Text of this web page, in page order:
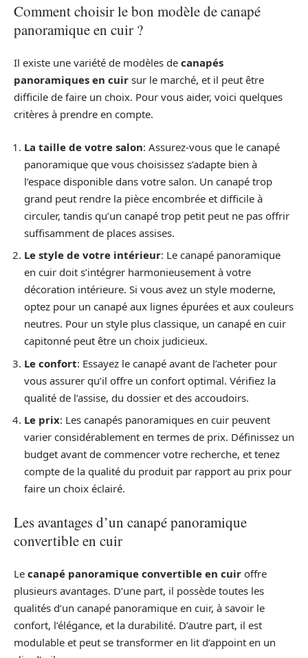
Comment choisir le bon modèle de canapé
panoramique en cuir ?
Il existe une variété de modèles de canapés
panoramiques en cuir sur le marché, et il peut être
difficile de faire un choix. Pour vous aider, voici quelques
critères à prendre en compte.
La taille de votre salon: Assurez-vous que le canapé
panoramique que vous choisissez s’adapte bien à
l’espace disponible dans votre salon. Un canapé trop
grand peut rendre la pièce encombrée et difficile à
circuler, tandis qu’un canapé trop petit peut ne pas offrir
suffisamment de places assises.
Le style de votre intérieur: Le canapé panoramique
en cuir doit s’intégrer harmonieusement à votre
décoration intérieure. Si vous avez un style moderne,
optez pour un canapé aux lignes épurées et aux couleurs
neutres. Pour un style plus classique, un canapé en cuir
capitonné peut être un choix judicieux.
Le confort: Essayez le canapé avant de l’acheter pour
vous assurer qu’il offre un confort optimal. Vérifiez la
qualité de l’assise, du dossier et des accoudoirs.
Le prix: Les canapés panoramiques en cuir peuvent
varier considérablement en termes de prix. Définissez un
budget avant de commencer votre recherche, et tenez
compte de la qualité du produit par rapport au prix pour
faire un choix éclairé.
Les avantages d’un canapé panoramique
convertible en cuir
Le canapé panoramique convertible en cuir offre
plusieurs avantages. D’une part, il possède toutes les
qualités d’un canapé panoramique en cuir, à savoir le
confort, l’élégance, et la durabilité. D’autre part, il est
modulable et peut se transformer en lit d’appoint en un